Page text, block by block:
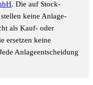
. Die auf Stock-
keine Anlage-
als Kauf- oder
ersetzen keine
Anlageentscheidung